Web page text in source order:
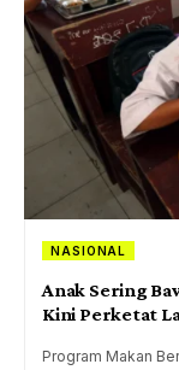
NASIONAL
Anak Sering
Kini Perketat
Program Makan